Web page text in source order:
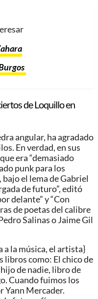
de Loquillo en
angular, ha agradado
En verdad, en sus
era “demasiado
punk para los
bajo el lema de Gabriel
de futuro”, editó
delante” y “Con
de poetas del calibre
Salinas o Jaime Gil
a la música, el artista}
como: El chico de
de nadie, libro de
Cuando fuimos los
Yann Mercader.